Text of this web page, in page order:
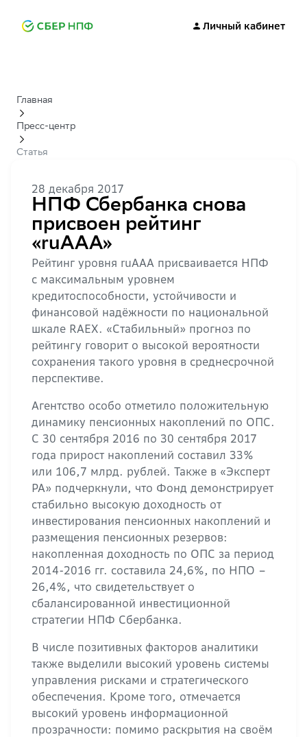
Личный кабинет
Главная
Пресс-центр
Статья
28 декабря 2017
НПФ Сбербанка снова
присвоен рейтинг
«ruAAA»
Рейтинг уровня ruAAА присваивается НПФ
с максимальным уровнем
кредитоспособности, устойчивости и
финансовой надёжности по национальной
шкале RAEX. «Стабильный» прогноз по
рейтингу говорит о высокой вероятности
сохранения такого уровня в среднесрочной
перспективе.
Агентство особо отметило положительную
динамику пенсионных накоплений по ОПС.
С 30 сентября 2016 по 30 сентября 2017
года прирост накоплений составил 33%
или 106,7 млрд. рублей. Также в «Эксперт
РА» подчеркнули, что Фонд демонстрирует
стабильно высокую доходность от
инвестирования пенсионных накоплений и
размещения пенсионных резервов:
накопленная доходность по ОПС за период
2014-2016 гг. составила 24,6%, по НПО –
26,4%, что свидетельствует о
сбалансированной инвестиционной
стратегии НПФ Сбербанка.
В числе позитивных факторов аналитики
также выделили высокий уровень системы
управления рисками и стратегического
обеспечения. Кроме того, отмечается
высокий уровень информационной
прозрачности: помимо раскрытия на своём